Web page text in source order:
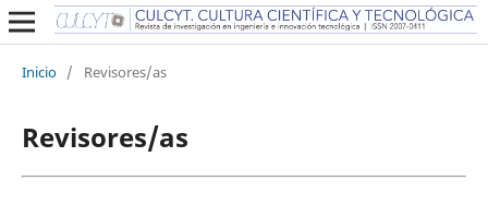
Inicio / Revisores/as
Revisores/as